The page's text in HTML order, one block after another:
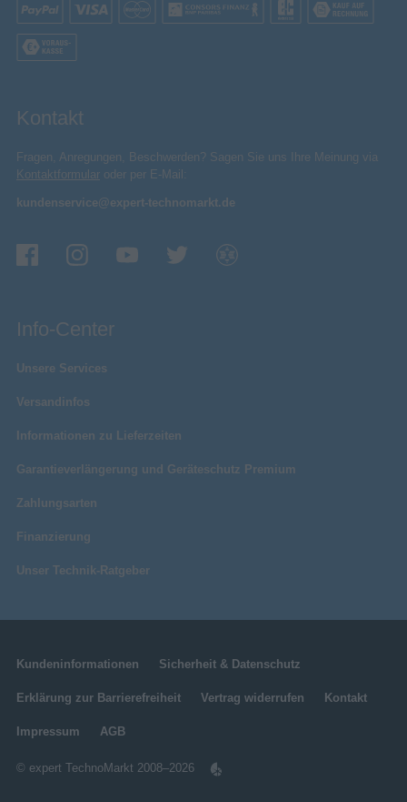
Kontakt
Fragen, Anregungen, Beschwerden? Sagen Sie uns Ihre Meinung via
Kontaktformular oder per E-Mail:
kundenservice@expert-technomarkt.de
Info-Center
Unsere Services
Versandinfos
Informationen zu Lieferzeiten
Garantieverlängerung und Geräteschutz Premium
Zahlungsarten
Finanzierung
Unser Technik-Ratgeber
Kundeninformationen Sicherheit & Datenschutz
Erklärung zur Barrierefreiheit Vertrag widerrufen Kontakt
Impressum AGB
© expert TechnoMarkt 2008–2026